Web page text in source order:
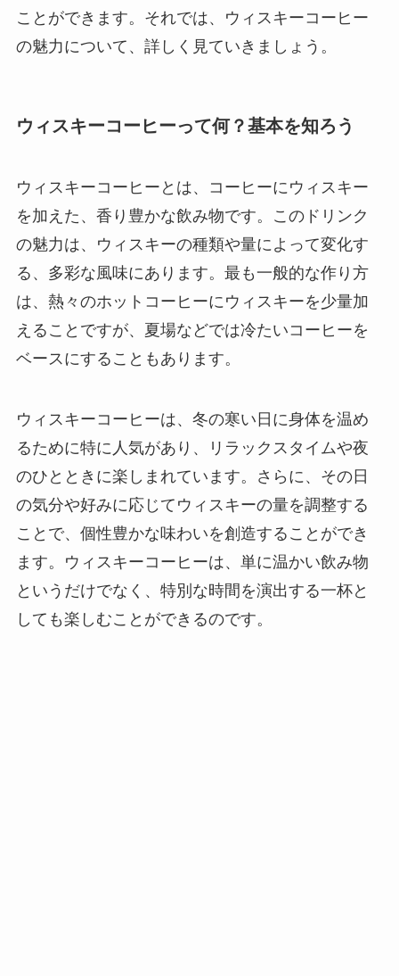
ことができます。それでは、ウィスキーコーヒー
の魅力について、詳しく見ていきましょう。
ウィスキーコーヒーって何？基本を知ろう
ウィスキーコーヒーとは、コーヒーにウィスキー
を加えた、香り豊かな飲み物です。このドリンク
の魅力は、ウィスキーの種類や量によって変化す
る、多彩な風味にあります。最も一般的な作り方
は、熱々のホットコーヒーにウィスキーを少量加
えることですが、夏場などでは冷たいコーヒーを
ベースにすることもあります。
ウィスキーコーヒーは、冬の寒い日に身体を温め
るために特に人気があり、リラックスタイムや夜
のひとときに楽しまれています。さらに、その日
の気分や好みに応じてウィスキーの量を調整する
ことで、個性豊かな味わいを創造することができ
ます。ウィスキーコーヒーは、単に温かい飲み物
というだけでなく、特別な時間を演出する一杯と
しても楽しむことができるのです。